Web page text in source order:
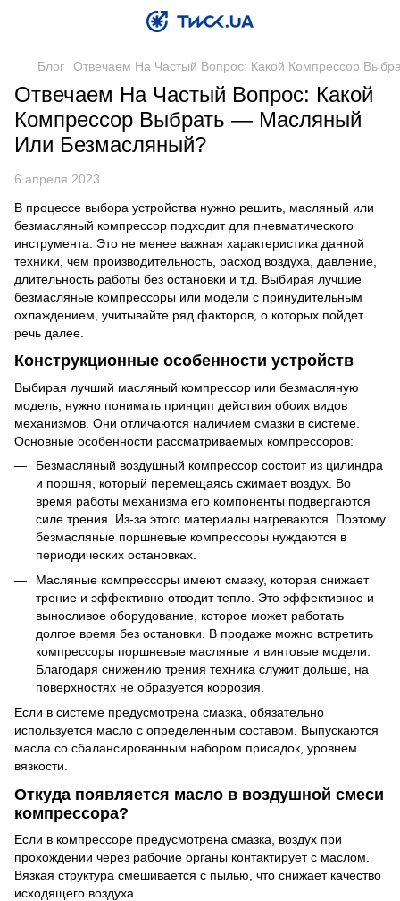
Блог Отвечаем На Частый Вопрос: Какой Компрессор
Отвечаем На Частый Вопрос: Какой
Компрессор Выбрать — Масляный
Или Безмасляный?
6 апреля 2023
В процессе выбора устройства нужно решить, масляный или
безмасляный компрессор подходит для пневматического
инструмента. Это не менее важная характеристика данной
техники, чем производительность, расход воздуха, давление,
длительность работы без остановки и т.д. Выбирая лучшие
безмасляные компрессоры или модели с принудительным
охлаждением, учитывайте ряд факторов, о которых пойдет
речь далее.
Конструкционные особенности устройств
Выбирая лучший масляный компрессор или безмасляную
модель, нужно понимать принцип действия обоих видов
механизмов. Они отличаются наличием смазки в системе.
Основные особенности рассматриваемых компрессоров:
Безмасляный воздушный компрессор состоит из цилиндра
и поршня, который перемещаясь сжимает воздух. Во
время работы механизма его компоненты подвергаются
силе трения. Из-за этого материалы нагреваются. Поэтому
безмасляные поршневые компрессоры нуждаются в
периодических остановках.
Масляные компрессоры имеют смазку, которая снижает
трение и эффективно отводит тепло. Это эффективное и
выносливое оборудование, которое может работать
долгое время без остановки. В продаже можно встретить
компрессоры поршневые масляные и винтовые модели.
Благодаря снижению трения техника служит дольше, на
поверхностях не образуется коррозия.
Если в системе предусмотрена смазка, обязательно
используется масло с определенным составом. Выпускаются
масла со сбалансированным набором присадок, уровнем
вязкости.
Откуда появляется масло в воздушной смеси
компрессора?
Если в компрессоре предусмотрена смазка, воздух при
прохождении через рабочие органы контактирует с маслом.
Вязкая структура смешивается с пылью, что снижает качество
исходящего воздуха.